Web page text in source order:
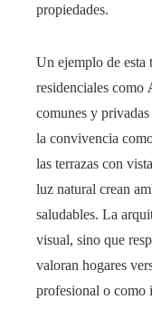
propiedades.
Un ejemplo de esta
residenciales como
comunes y
la convivencia
las terrazas con
luz natural crean
saludables. La
visual, sino que
valoran hogares
profesional o como